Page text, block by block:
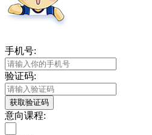
手机号:
验证码:
获取验证码
意向课程: